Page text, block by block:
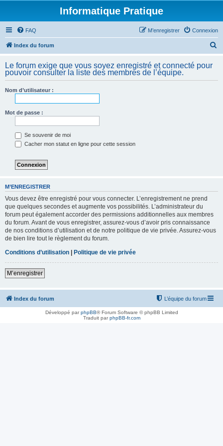
Informatique Pratique
FAQ Connexion
M’enregistrer
Index du forum
h
Le forum exige que vous soyez enregistré et connecté pour
pouvoir consulter la liste des membres de l’équipe.
Nom d’utilisateur :
Mot de passe :
Se souvenir de moi
Cacher mon statut en ligne pour cette session
M’ENREGISTRER
Vous devez être enregistré pour vous connecter. L’enregistrement ne prend
que quelques secondes et augmente vos possibilités. L’administrateur du
forum peut également accorder des permissions additionnelles aux membres
du forum. Avant de vous enregistrer, assurez-vous d’avoir pris connaissance
de nos conditions d’utilisation et de notre politique de vie privée. Assurez-vous
de bien lire tout le règlement du forum.
Conditions d’utilisation | Politique de vie privée
M’enregistrer
Index du forum L’équipe du forum
Développé parphpBB® Forum Software © phpBB Limited
Traduit parphpBB-fr.com